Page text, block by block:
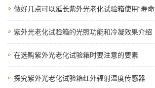
做好几点可以延长紫外光老化试验箱使用“寿命
紫外光老化试验箱的光照功能和冷凝效果介绍
在选购紫外光老化试验箱时要注意的要素
探究紫外光老化试验箱红外辐射温度传感器